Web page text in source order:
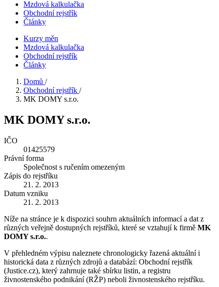
Mzdová kalkulačka
Obchodní rejstřík
Články
Kurzy měn
Mzdová kalkulačka
Obchodní rejstřík
Články
Domů /
Obchodní rejstřík /
MK DOMY s.r.o.
MK DOMY s.r.o.
IČO
01425579
Právní forma
Společnost s ručením omezeným
Zápis do rejstříku
21. 2. 2013
Datum vzniku
21. 2. 2013
Níže na stránce je k dispozici souhrn aktuálních informací a dat z
různých veřejně dostupných rejstříků, které se vztahují k firmě MK
DOMY s.r.o..
V přehledném výpisu naleznete chronologicky řazená aktuální i
historická data z různých zdrojů a databází: Obchodní rejstřík
(Justice.cz), který zahrnuje také sbírku listin, a registru
živnostenského podnikání (RŽP) neboli živnostenského rejstříku.